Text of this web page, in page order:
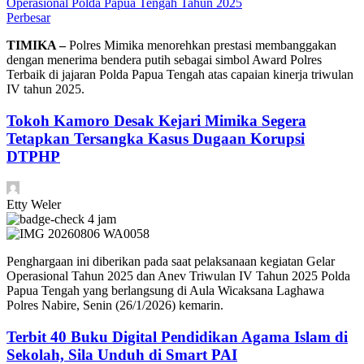
Perbesar
TIMIKA –Polres Mimika menorehkan prestasi membanggakan
dengan menerima bendera putih sebagai simbol Award Polres
Terbaik di jajaran Polda Papua Tengah atas capaian kinerja triwulan
IV tahun 2025.
Tokoh Kamoro Desak Kejari Mimika Segera
Tetapkan Tersangka Kasus Dugaan Korupsi
DTPHP
Etty Weler
4 jam
Penghargaan ini diberikan pada saat pelaksanaan kegiatan Gelar
Operasional Tahun 2025 dan Anev Triwulan IV Tahun 2025 Polda
Papua Tengah yang berlangsung di Aula Wicaksana Laghawa
Polres Nabire, Senin (26/1/2026) kemarin.
Terbit 40 Buku Digital Pendidikan Agama Islam di
Sekolah, Sila Unduh di Smart PAI